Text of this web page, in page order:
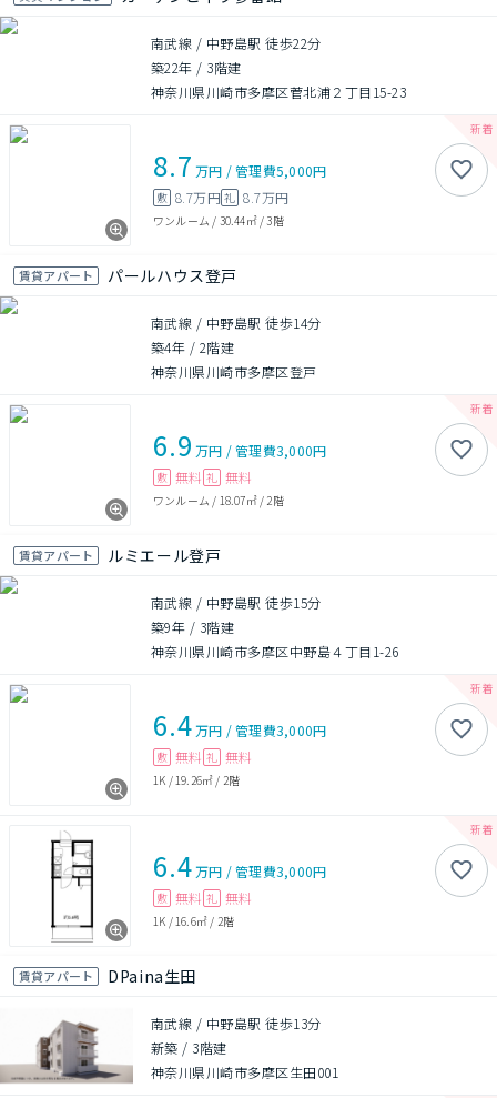
南武線 / 中野島駅 徒歩22分
築22年 / 3階建
神奈川県川崎市多摩区菅北浦２丁目15-23
8.7 万円 /管理費5,000円
敷 8.7万円礼 8.7万円
ワンルーム / 30.44㎡/3階
賃貸アパート パールハウス登戸
南武線 / 中野島駅 徒歩14分
築4年 / 2階建
神奈川県川崎市多摩区登戸
6.9 万円 /管理費3,000円
敷 無料 礼 無料
ワンルーム / 18.07㎡/ 2階
賃貸アパート ルミエール登戸
南武線 / 中野島駅 徒歩15分
築9年 / 3階建
神奈川県川崎市多摩区中野島４丁目1-26
6.4万円 /管理費3,000円
敷 無料 礼 無料
1K / 19.26㎡ / 2階
6.4万円 /管理費3,000円
敷 無料 礼 無料
1K / 16.6㎡ / 2階
賃貸アパート DPaina生田
南武線 / 中野島駅 徒歩13分
新築 / 3階建
神奈川県川崎市多摩区生田001